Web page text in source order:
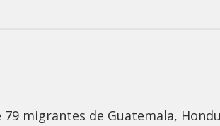
migrantes de Guatemala,